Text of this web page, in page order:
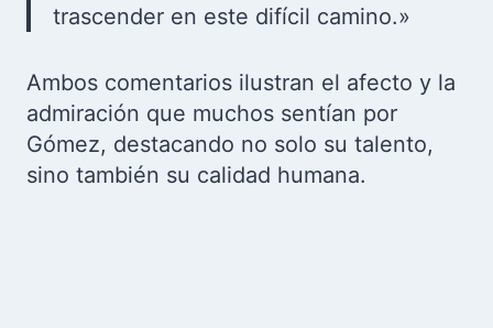
trascender en este difícil camino.»
Ambos comentarios ilustran el afecto y la
admiración que muchos sentían por
Gómez, destacando no solo su talento,
sino también su calidad humana.